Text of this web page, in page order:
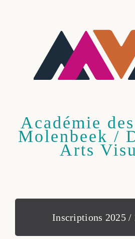
Académie
Molenbeek /
Arts
Inscriptions 2025 /